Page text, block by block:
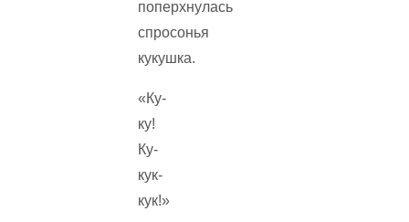
поперхнулась
спросонья
кукушка.
«Ку-
ку!
Ку-
кук-
кук!»